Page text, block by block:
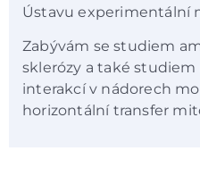
Ústavu experimentální
Zabývám se studiem
sklerózy a také
interakcí v nádorech
horizontální transfer